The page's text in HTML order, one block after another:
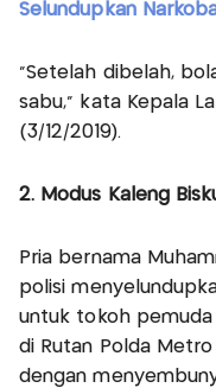
Selundupkan
"Setelah dibelah,
sabu," kata Kepala
(3/12/2019).
2. Modus Kaleng
Pria bernama
polisi
untuk tokoh pemuda
di Rutan Polda
dengan